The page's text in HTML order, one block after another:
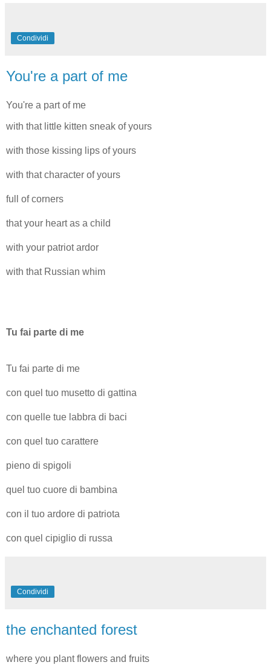
Condividi
You're a part of me
You're a part of me
with that little kitten sneak of yours
with those kissing lips of yours
with that character of yours
full of corners
that your heart as a child
with your patriot ardor
with that Russian whim
Tu fai parte di me
Tu fai parte di me
con quel tuo musetto di gattina
con quelle tue labbra di baci
con quel tuo carattere
pieno di spigoli
quel tuo cuore di bambina
con il tuo ardore di patriota
con quel cipiglio di russa
Condividi
the enchanted forest
where you plant flowers and fruits